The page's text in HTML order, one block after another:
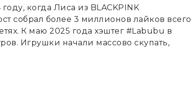
когда Лиса из BLACKPINK
собрал более 3 миллионов лайков всего
К маю 2025 года хэштег #Labubu в
Игрушки начали массово скупать,